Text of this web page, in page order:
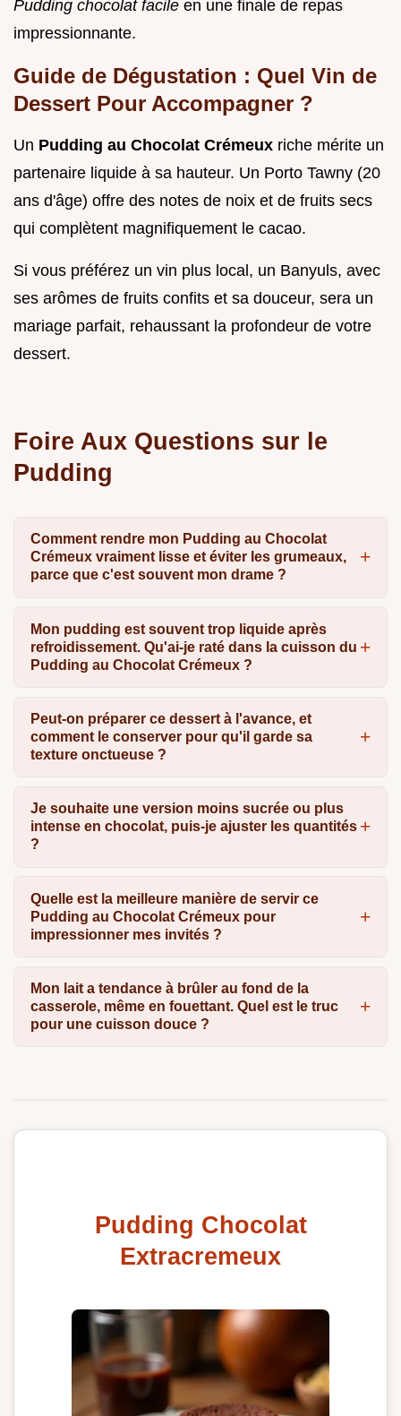
Pudding chocolat facile en une finale de repas
impressionnante.
Guide de Dégustation : Quel Vin de
Dessert Pour Accompagner ?
Un Pudding au Chocolat Crémeux riche mérite un
partenaire liquide à sa hauteur. Un Porto Tawny (20
ans d'âge) offre des notes de noix et de fruits secs
qui complètent magnifiquement le cacao.
Si vous préférez un vin plus local, un Banyuls, avec
ses arômes de fruits confits et sa douceur, sera un
mariage parfait, rehaussant la profondeur de votre
dessert.
Foire Aux Questions sur le
Pudding
Comment rendre mon Pudding au Chocolat
Crémeux vraiment lisse et éviter les grumeaux,
parce que c'est souvent mon drame ?
Mon pudding est souvent trop liquide après
refroidissement. Qu'ai-je raté dans la cuisson du
Pudding au Chocolat Crémeux ?
Peut-on préparer ce dessert à l'avance, et
comment le conserver pour qu'il garde sa
texture onctueuse ?
Je souhaite une version moins sucrée ou plus
intense en chocolat, puis-je ajuster les quantités
?
Quelle est la meilleure manière de servir ce
Pudding au Chocolat Crémeux pour
impressionner mes invités ?
Mon lait a tendance à brûler au fond de la
casserole, même en fouettant. Quel est le truc
pour une cuisson douce ?
Pudding Chocolat
Extracremeux